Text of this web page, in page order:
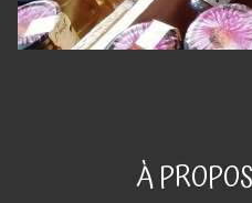
À